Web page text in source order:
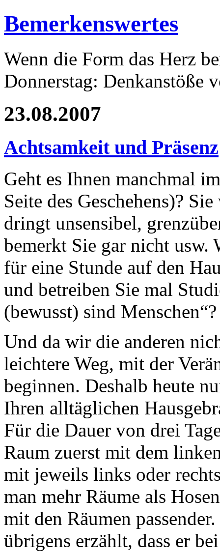
Bemerkenswertes
Wenn die Form das Herz
Donnerstag: Denkanstöße
23.08.2007
Achtsamkeit und Präsenz
Geht es Ihnen manchmal
Seite des Geschehens)?
dringt unsensibel,
bemerkt Sie gar nicht usw.
für eine Stunde auf den
und betreiben Sie mal
(bewusst) sind Menschen“?
Und da wir die anderen
leichtere Weg, mit der
beginnen. Deshalb heute
Ihren alltäglichen
Für die Dauer von drei
Raum zuerst mit dem
mit jeweils links oder
man mehr Räume als
mit den Räumen
übrigens erzählt, dass er